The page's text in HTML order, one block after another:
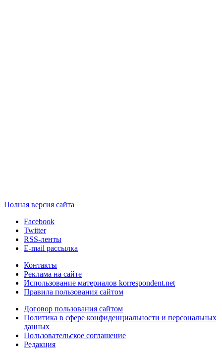
Полная версия сайта
Facebook
Twitter
RSS-ленты
E-mail рассылка
Контакты
Реклама на сайте
Использование материалов korrespondent.net
Правила пользования сайтом
Договор пользования сайтом
Политика в сфере конфиденциальности и персональных
данных
Пользовательское соглашение
Редакция